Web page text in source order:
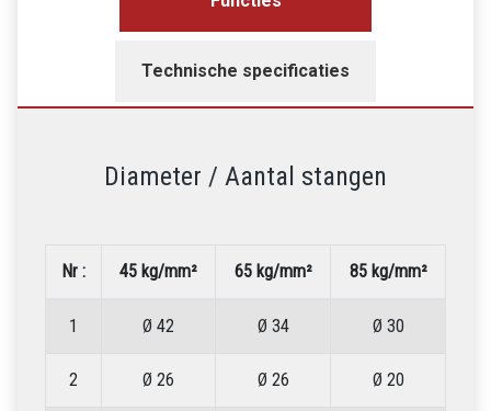
Technische specificaties
Diameter / Aantal stangen
Nr : 45 kg/mm² 65 kg/mm² 85 kg/mm²
1 Ø 42 Ø 34 Ø 30
2 Ø 26 Ø 26 Ø 20